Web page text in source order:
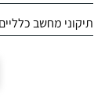
תיקוני מחשב